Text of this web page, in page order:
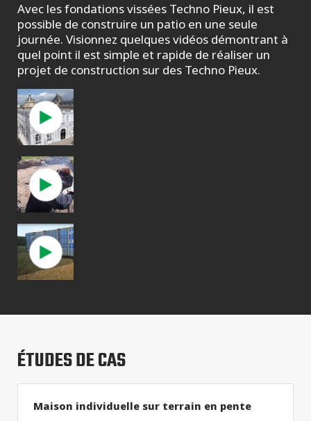
Avec les fondations vissées Techno Pieux, il est
possible de construire un patio en une seule
journée. Visionnez quelques vidéos démontrant à
quel point il est simple et rapide de réaliser un
projet de construction sur des Techno Pieux.
ÉTUDES DE CAS
Maison individuelle sur terrain en pente